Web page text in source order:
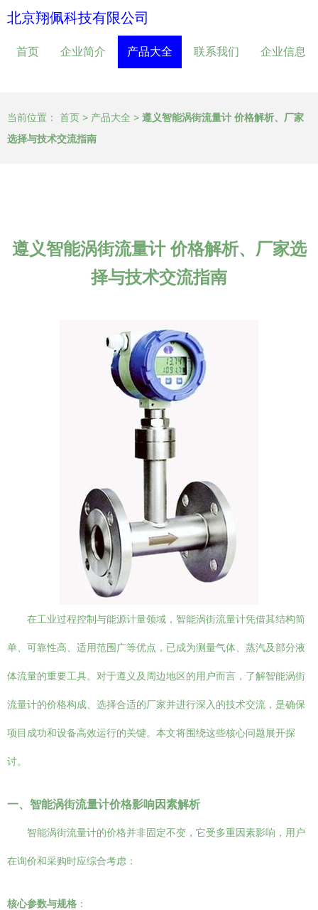
北京翔佩科技有限公司
首页 企业简介 产品大全 联系我们 企业信息
当前位置： 首页 > 产品大全 > 遵义智能涡街流量计 价格解析、厂家
选择与技术交流指南
遵义智能涡街流量计 价格解析、厂家选
择与技术交流指南
在工业过程控制与能源计量领域，智能涡街流量计凭借其结构简
单、可靠性高、适用范围广等优点，已成为测量气体、蒸汽及部分液
体流量的重要工具。对于遵义及周边地区的用户而言，了解智能涡街
流量计的价格构成、选择合适的厂家并进行深入的技术交流，是确保
项目成功和设备高效运行的关键。本文将围绕这些核心问题展开探
讨。
一、智能涡街流量计价格影响因素解析
智能涡街流量计的价格并非固定不变，它受多重因素影响，用户
在询价和采购时应综合考虑：
核心参数与规格 ：